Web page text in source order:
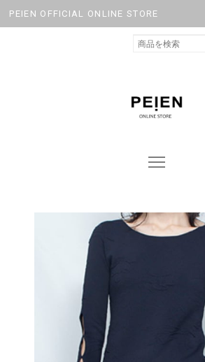
PEIEN OFFICIAL ONLINE STORE